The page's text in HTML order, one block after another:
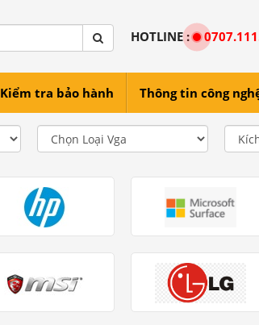
HOTLINE :
Kiểm tra bảo hành Thông tin công